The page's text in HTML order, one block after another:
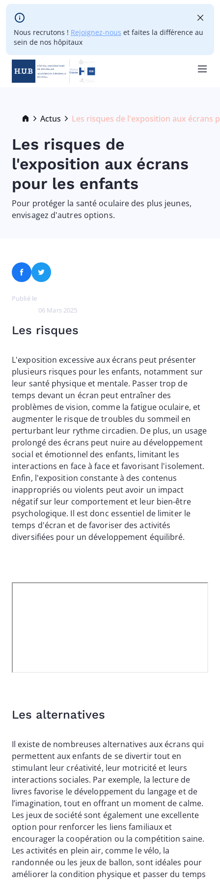
Skip to main content
Nous recrutons ! Rejoignez-nous et faites la différence au
sein de nos hôpitaux
Breadcrumb
Actus
Current:
Les risques de l'exposition aux écrans
Les risques de
l'exposition aux écrans
pour les enfants
Pour protéger la santé oculaire des plus jeunes,
envisagez d'autres options.
FacebookTwitter
Publié le
06 Mars 2025
Les risques
L'exposition excessive aux écrans peut présenter
plusieurs risques pour les enfants, notamment sur
leur santé physique et mentale. Passer trop de
temps devant un écran peut entraîner des
problèmes de vision, comme la fatigue oculaire, et
augmenter le risque de troubles du sommeil en
perturbant leur rythme circadien. De plus, un usage
prolongé des écrans peut nuire au développement
social et émotionnel des enfants, limitant les
interactions en face à face et favorisant l'isolement.
Enfin, l'exposition constante à des contenus
inappropriés ou violents peut avoir un impact
négatif sur leur comportement et leur bien-être
psychologique. Il est donc essentiel de limiter le
temps d'écran et de favoriser des activités
diversifiées pour un développement équilibré.
Les alternatives
Il existe de nombreuses alternatives aux écrans qui
permettent aux enfants de se divertir tout en
stimulant leur créativité, leur motricité et leurs
interactions sociales. Par exemple, la lecture de
livres favorise le développement du langage et de
l’imagination, tout en offrant un moment de calme.
Les jeux de société sont également une excellente
option pour renforcer les liens familiaux et
encourager la coopération ou la compétition saine.
Les activités en plein air, comme le vélo, la
randonnée ou les jeux de ballon, sont idéales pour
améliorer la condition physique et passer du temps